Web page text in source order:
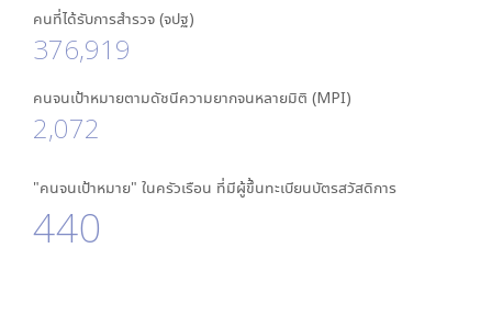
คนที่ได้รับการสำรวจ (จปฐ)
376,919
คนจนเป้าหมายตามดัชนีความยากจนหลายมิติ (MPI)
2,072
"คนจนเป้าหมาย" ในครัวเรือน ที่มีผู้ขึ้นทะเบียนบัตรสวัสดิการ
440